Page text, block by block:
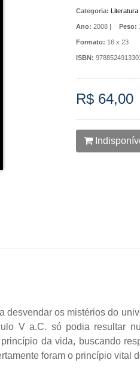
Categoria: Literatura
Ano: 2008 | Peso:
Formato: 16 x 23
ISBN:
R$ 64,00
desvendar os mistérios do
V a.C. só podia resultar
da vida, buscando
foram o princípio vital